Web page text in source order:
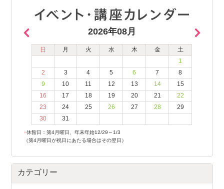
2026年08月
日 月 火 水 木 金
土
1
2
3 4 5 6 7
8
9
10 11 12 13 14
15
16
17 18 19 20 21
22
23
24 25 26 27 28
29
30
31
●休館日：第4月曜日、年末年始12/29～1/3
（第4月曜日が祝日にあたる場合はその翌日）
カテゴリー